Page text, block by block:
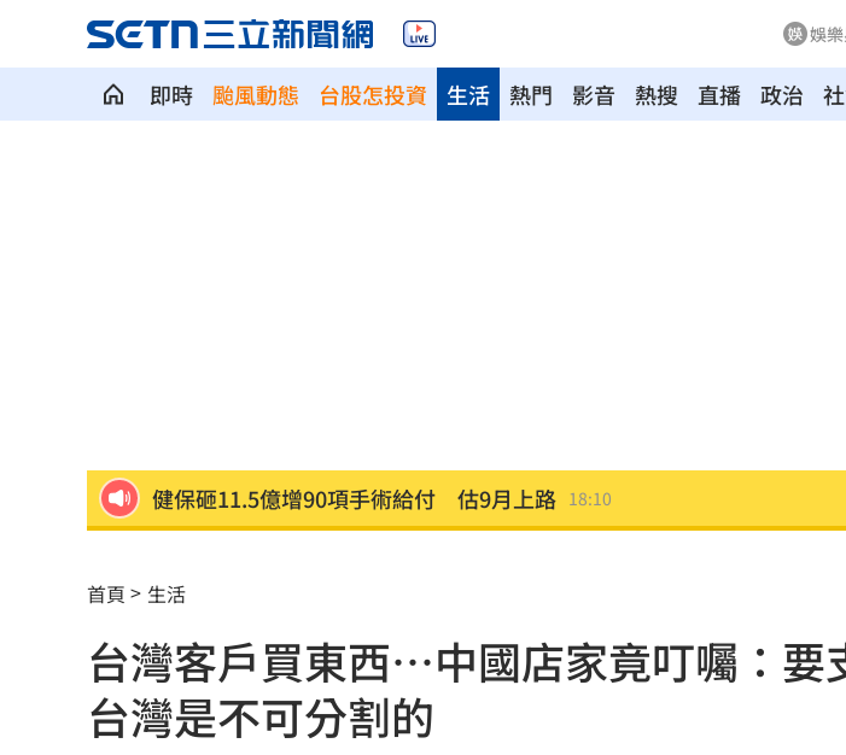
娛
即時 颱風動態 台股怎投資 熱門 影音 熱搜 直播 政治
生活
健保砸11.5億增90項手術給付 估9月上路 18:10
粉專謾罵林襄假女、89妹 新北男罰9千元
淡水現「龍捲風」眾人嚇壞！氣象署揭真相 18:00
影帝親密照遭外流 與男密友臉貼臉又索吻
首頁 生活
台灣客戶買東西…中國店家竟叮囑：要
台灣是不可分割的